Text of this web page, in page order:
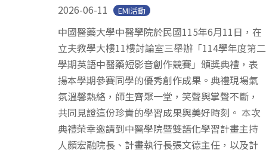
2026-06-11 EMI活動
中國醫藥大學中醫學院於民國115年6月11日，在
立夫教學大樓11樓討論室三舉辦「114學年度第二
學期英語中醫藥短影音創作競賽」頒獎典禮，表
揚本學期參賽同學的優秀創作成果。典禮現場氣
氛溫馨熱絡，師生齊聚一堂，笑聲與掌聲不斷，
共同見證這份珍貴的學習成果與美好時刻。 本次
典禮榮幸邀請到中醫學院暨雙語化學習計畫主持
人顏宏融院長、計畫執行長張文德主任，以及計